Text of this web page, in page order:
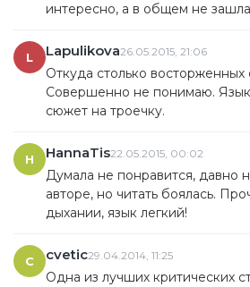
интересно, а в общем не
L Lapulikova26.05.2015, 21:06
Откуда столько восторженных
Совершенно не понимаю.
сюжет на троечку.
H HannaTis22.05.2015, 00:02
Думала не понравится, давно
авторе, но читать боялась.
дыхании, язык легкий!
C cvetic29.04.2014, 11:25
Одна из лучших критических